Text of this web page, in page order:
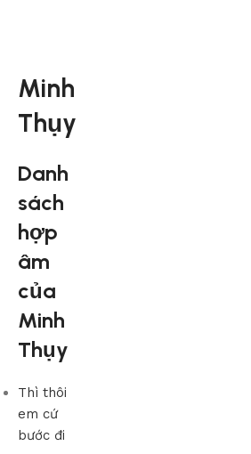
Minh
Thụy
Danh
sách
hợp
âm
của
Minh
Thụy
Thì thôi
em cứ
bước đi